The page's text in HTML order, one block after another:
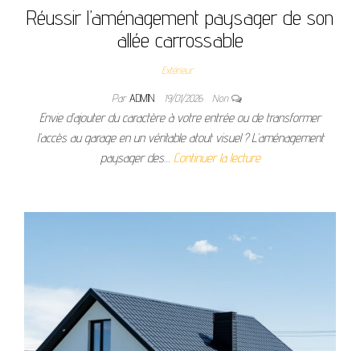
Réussir l’aménagement paysager de son
allée carrossable
Extérieur
ParADMIN 19/01/2026 Non
Envie d’ajouter du caractère à votre entrée ou de transformer
l’accès au garage en un véritable atout visuel ? L’aménagement
paysager des… Continuer la lecture